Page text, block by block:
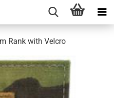
Rank with Velcro